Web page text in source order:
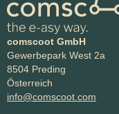
comscoot GmbH
Gewerbepark West 2a
8504 Preding
Österreich
info@comscoot.com